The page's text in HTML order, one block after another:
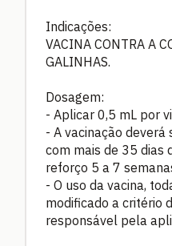
Indicações:
VACINA CONTRA A
GALINHAS.
Dosagem:
- Aplicar 0,5 mL por
- A vacinação deverá
com mais de 35 dias
reforço 5 a 7
- O uso da vacina,
modificado a critério
responsável pela